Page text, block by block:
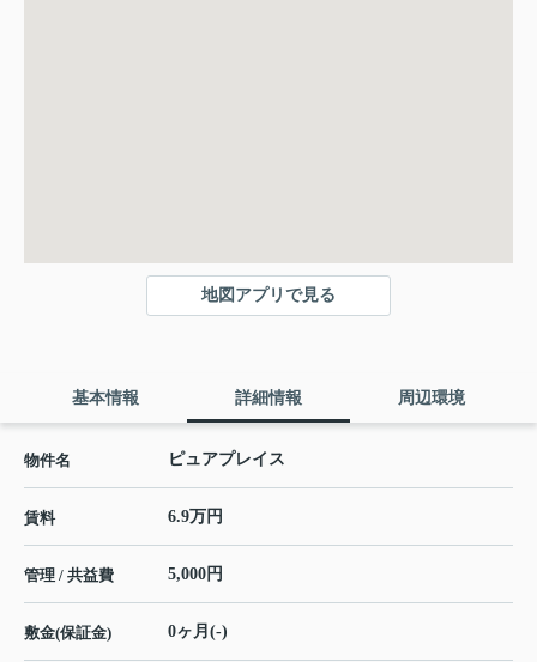
地図アプリで見る
基本情報 詳細情報 周辺環境
物件名 ピュアプレイス
賃料 6.9万円
管理 / 共益費 5,000円
敷金(保証金) 0ヶ月(-)